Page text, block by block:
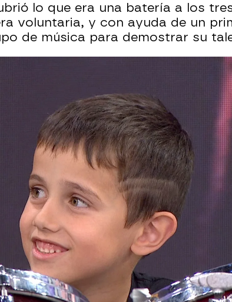
lo que era una batería a los
voluntaria, y con ayuda de un
de música para demostrar su
Whatsapp